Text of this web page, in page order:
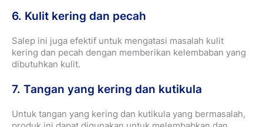
6. Kulit kering dan pecah
Salep ini juga efektif untuk mengatasi masalah kulit
kering dan pecah dengan memberikan kelembaban yang
dibutuhkan kulit.
7. Tangan yang kering dan kutikula
Untuk tangan yang kering dan kutikula yang bermasalah,